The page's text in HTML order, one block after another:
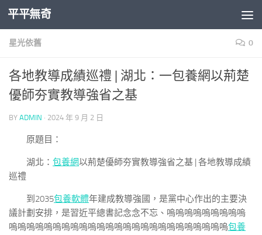
Skip to content
平平無奇
星光依舊 0
各地教導成績巡禮 | 湖北：一包養網以荊楚
優師夯實教導強省之基
BY ADMIN · 2024 年 9 月 2 日
原題目：
湖北： 包養網以荊楚優師夯實教導強省之基 | 各地教導成績
巡禮
到2035包養軟體年建成教導強國，是黨中心作出的主要決
議計劃安排，是習近平總書記念念不忘、嗚嗚嗚嗚嗚嗚嗚嗚嗚
嗚嗚嗚嗚嗚嗚嗚嗚嗚嗚嗚嗚嗚嗚嗚嗚嗚嗚嗚嗚嗚嗚嗚嗚嗚包養